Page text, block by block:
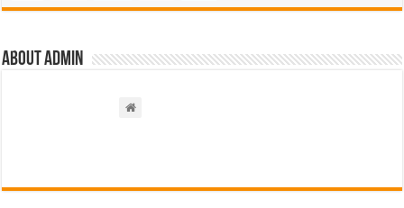
About admin